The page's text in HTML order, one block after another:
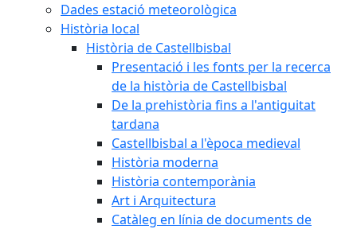
Dades estació meteorològica
Història local
Història de Castellbisbal
Presentació i les fonts per la recerca
de la història de Castellbisbal
De la prehistòria fins a l'antiguitat
tardana
Castellbisbal a l'època medieval
Història moderna
Història contemporània
Art i Arquitectura
Catàleg en línia de documents de